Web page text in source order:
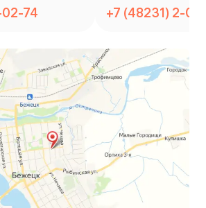
02-74 +7 (48231) 2-